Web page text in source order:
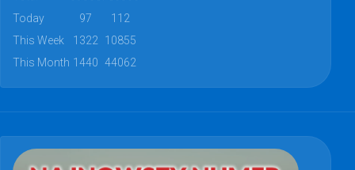
Today
97
112
This Week
1322
10855
This Month 1440 44062